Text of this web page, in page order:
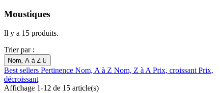
Moustiques
Il y a 15 produits.
Trier par :
Nom, A à Z 
Best sellers Pertinence Nom, A à Z Nom, Z à A Prix, croissant Prix,
décroissant
Affichage 1-12 de 15 article(s)